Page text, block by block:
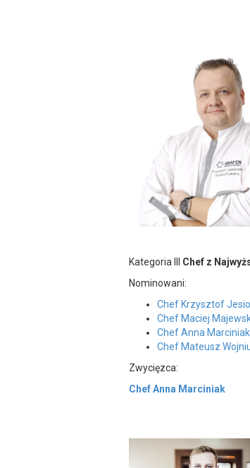
Kategoria III Chef z
Nominowani:
Chef Krzysztof
Chef Maciej
Chef Anna Marciniak
Chef Mateusz
Zwycięzca:
Chef Anna Marciniak